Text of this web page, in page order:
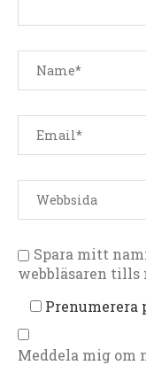
Spara mitt
webbläsaren tills
Prenumerera
Meddela mig om